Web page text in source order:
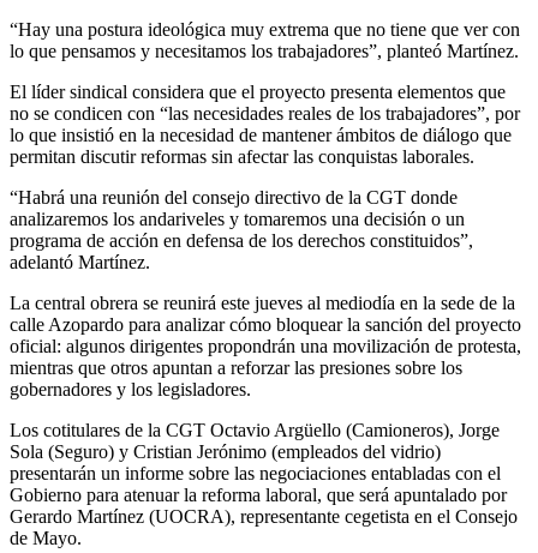
“Hay una postura ideológica muy extrema que no tiene que ver con
lo que pensamos y necesitamos los trabajadores”, planteó Martínez.
El líder sindical considera que el proyecto presenta elementos que
no se condicen con “las necesidades reales de los trabajadores”, por
lo que insistió en la necesidad de mantener ámbitos de diálogo que
permitan discutir reformas sin afectar las conquistas laborales.
“Habrá una reunión del consejo directivo de la CGT donde
analizaremos los andariveles y tomaremos una decisión o un
programa de acción en defensa de los derechos constituidos”,
adelantó Martínez.
La central obrera se reunirá este jueves al mediodía en la sede de la
calle Azopardo para analizar cómo bloquear la sanción del proyecto
oficial: algunos dirigentes propondrán una movilización de protesta,
mientras que otros apuntan a reforzar las presiones sobre los
gobernadores y los legisladores.
Los cotitulares de la CGT Octavio Argüello (Camioneros), Jorge
Sola (Seguro) y Cristian Jerónimo (empleados del vidrio)
presentarán un informe sobre las negociaciones entabladas con el
Gobierno para atenuar la reforma laboral, que será apuntalado por
Gerardo Martínez (UOCRA), representante cegetista en el Consejo
de Mayo.